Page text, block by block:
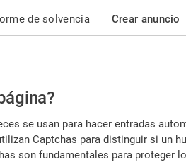
de solvencia Crear anuncio
se usan para hacer entradas
Captchas para distinguir si un
son fundamentales para proteger